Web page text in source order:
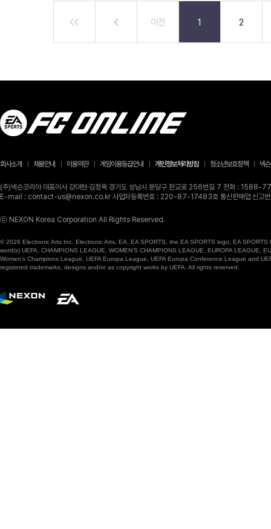
이전 1 2
회사소개 채용안내 이용약관 게임이용등급안내 개인정보처리방침 청소년보호정책 넥
(주)넥슨코리아 대표이사 강대현·김정욱 경기도 성남시 분당구 판교로 256번길 7 전화 :
E-mail : contact-us@nexon.co.kr 사업자등록번호 : 220-87-17483호 통신판매업 신고
ⓒ NEXON Korea Corporation All Rights Reserved.
© 2026 Electronic Arts Inc. Electronic Arts, EA, EA SPORTS, the EA SPORTS logo, EA
word(s) UEFA, CHAMPIONS LEAGUE, WOMEN’S CHAMPIONS LEAGUE, EUROPA LEAGUE,
Women’s Champions League, UEFA Europa League, UEFA Europa Conference League and
registered trademarks, designs and/or as copyright works by UEFA. All rights reserved.